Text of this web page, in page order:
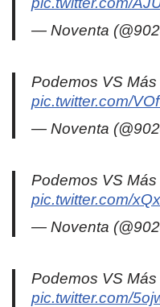
— Noventa
Podemos VS Más
pic.twitter.com/
— Noventa
Podemos VS Más
pic.twitter.com/
— Noventa
Podemos VS Más
pic.twitter.com/